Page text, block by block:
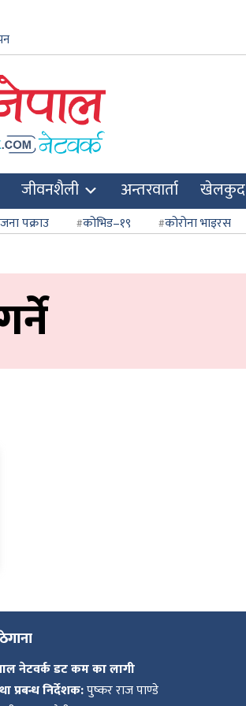
जीवनशैली अन्तरवार्ता खेलकुद
पक्राउ कोभिड–१९ कोरोना भाइरस
नेटवर्क डट कम का लागी
प्रबन्ध निर्देशक:पुष्कर राज पाण्डे